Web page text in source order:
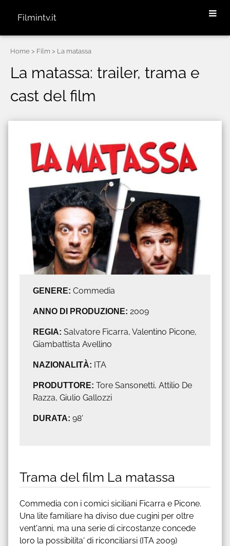
Filmintv.it
Home > Film > La matassa
La matassa: trailer, trama e
cast del film
GENERE: Commedia
ANNO DI PRODUZIONE: 2009
REGIA: Salvatore Ficarra, Valentino Picone,
Giambattista Avellino
NAZIONALITÀ: ITA
PRODUTTORE: Tore Sansonetti, Attilio De
Razza, Giulio Gallozzi
DURATA: 98'
Trama del film La matassa
Commedia con i comici siciliani Ficarra e Picone.
Una lite familiare ha diviso due cugini per oltre
vent'anni, ma una serie di circostanze concede
loro la possibilita' di riconciliarsi (ITA 2009)